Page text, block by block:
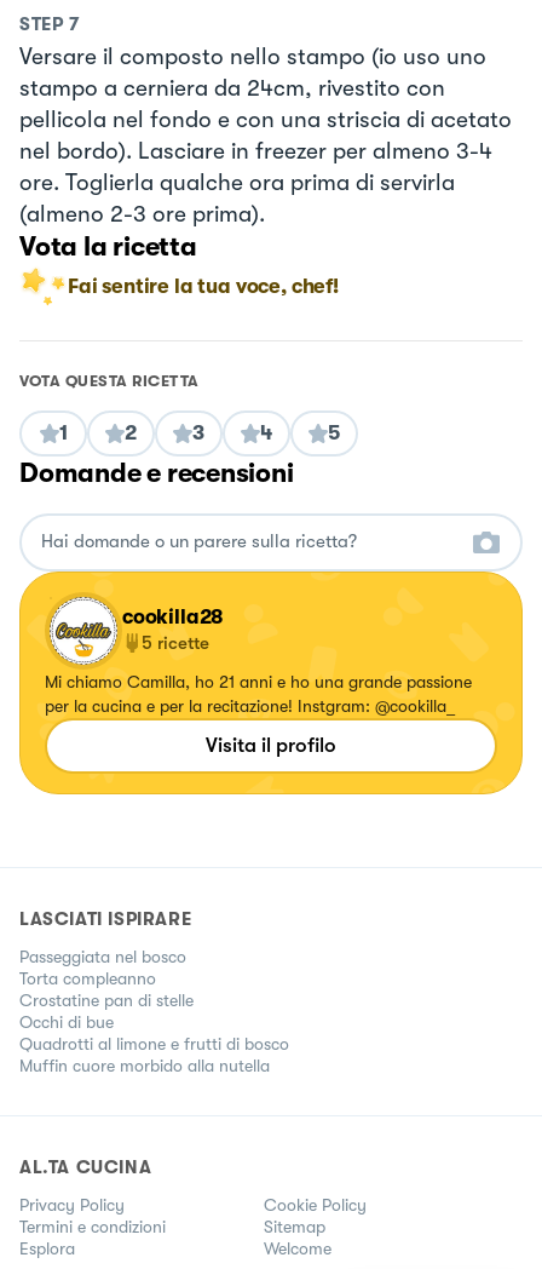
STEP 7
Versare il composto nello stampo (io uso uno
stampo a cerniera da 24cm, rivestito con
pellicola nel fondo e con una striscia di acetato
nel bordo). Lasciare in freezer per almeno 3-4
ore. Toglierla qualche ora prima di servirla
(almeno 2-3 ore prima).
Vota la ricetta
Fai sentire la tua voce, chef!
VOTA QUESTA RICETTA
1 2 3 4 5
Domande e recensioni
cookilla28
5 ricette
Mi chiamo Camilla, ho 21 anni e ho una grande passione
per la cucina e per la recitazione! Instgram: @cookilla_
Visita il profilo
LASCIATI ISPIRARE
Passeggiata nel bosco
Torta compleanno
Crostatine pan di stelle
Occhi di bue
Quadrotti al limone e frutti di bosco
Muffin cuore morbido alla nutella
AL.TA CUCINA
Privacy Policy
Cookie Policy
Termini e condizioni
Sitemap
Esplora
Welcome